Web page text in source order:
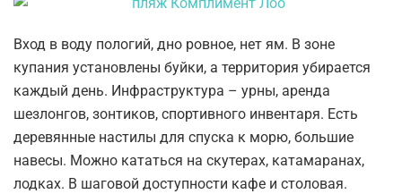
Вход в воду пологий, дно ровное, нет ям. В зоне
купания установлены буйки, а территория убирается
каждый день. Инфраструктура – урны, аренда
шезлонгов, зонтиков, спортивного инвентаря. Есть
деревянные настилы для спуска к морю, большие
навесы. Можно кататься на скутерах, катамаранах,
лодках. В шаговой доступности кафе и столовая.